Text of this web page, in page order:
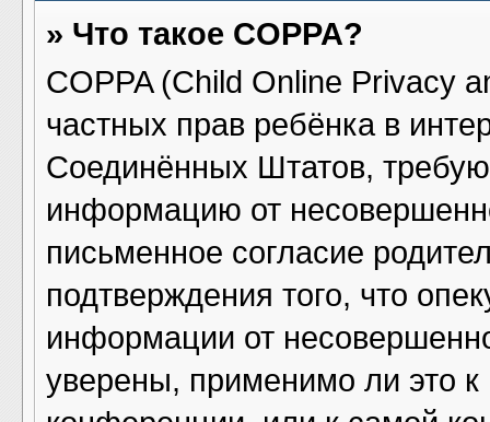
» Что такое COPPA?
COPPA (Child Online Privacy
частных прав ребёнка в
Соединённых Штатов,
информацию от
письменное согласие
подтверждения того, что
информации от
уверены, применимо ли это